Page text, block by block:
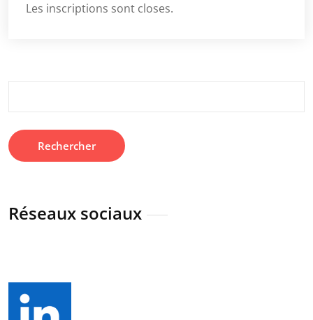
Les inscriptions sont closes.
Réseaux sociaux